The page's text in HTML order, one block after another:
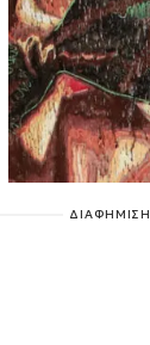
ΔΙΑΦΗΜΙΣΗ